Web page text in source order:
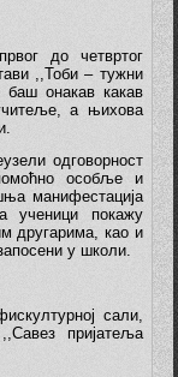
до четвртог
,,Тоби – тужни
онакав какав
а њихова
одговорност
особље и
манифестација
покажу
другарима, као и
у школи.
сали,
пријатеља